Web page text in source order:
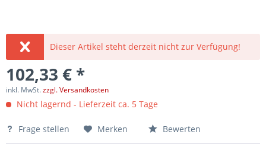
Dieser Artikel steht derzeit nicht zur Verfügung!
102,33 € *
inkl. MwSt.zzgl. Versandkosten
Nicht lagernd - Lieferzeit ca. 5 Tage
Frage stellen Merken Bewerten